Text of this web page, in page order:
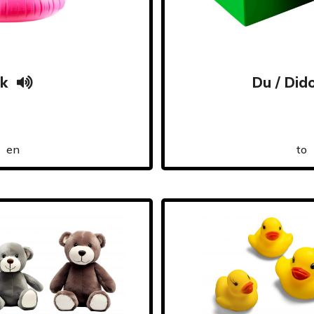
en
Du /
to